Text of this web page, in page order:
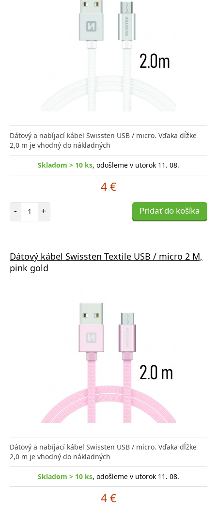
Dátový a nabíjací kábel Swissten USB / micro. Vďaka dĺžke
2,0 m je vhodný do nákladných
Skladom > 10 ks, odošleme v utorok 11. 08.
4 €
- Počet položiek
+ Pridať do košíka
Dátový kábel Swissten Textile USB / micro 2 M,
pink gold
Dátový a nabíjací kábel Swissten USB / micro. Vďaka dĺžke
2,0 m je vhodný do nákladných
Skladom > 10 ks, odošleme v utorok 11. 08.
4 €